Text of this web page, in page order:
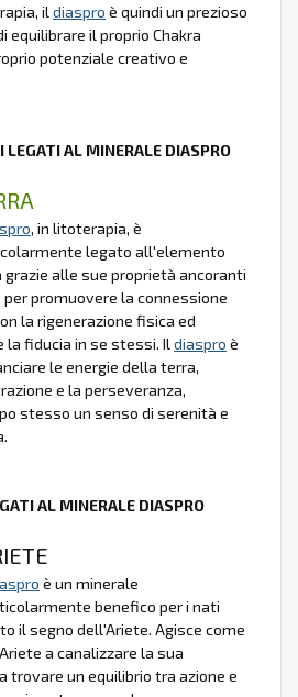
il diaspro è quindi un prezioso
equilibrare il proprio Chakra
potenziale creativo e
AL MINERALE DIASPRO
, in litoterapia, è
legato all'elemento
grazie alle sue proprietà ancoranti
promuovere la connessione
la rigenerazione fisica ed
fiducia in se stessi. Il diaspro è
le energie della terra,
e la perseveranza,
stesso un senso di serenità e
AL MINERALE DIASPRO
è un minerale
benefico per i nati
il segno dell'Ariete. Agisce come
a canalizzare la sua
trovare un equilibrio tra azione e